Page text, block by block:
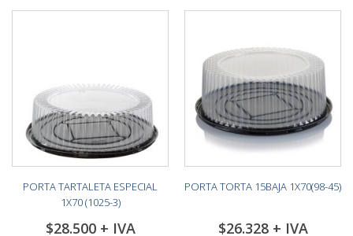
PORTA TARTALETA ESPECIAL
1X70 (1025-3)
$28.500
PORTA TORTA 15BAJA 1X70(98-45)
$26.328